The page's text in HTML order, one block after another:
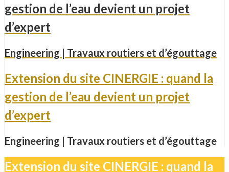
gestion de l’eau devient un projet
d’expert
Engineering | Travaux routiers et d’égouttage
Extension du site CINERGIE : quand la
gestion de l’eau devient un projet
d’expert
Engineering | Travaux routiers et d’égouttage
Extension du site CINERGIE : quand la